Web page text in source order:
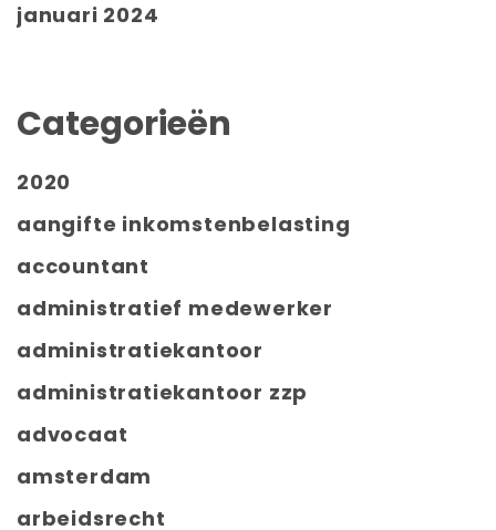
januari 2024
Categorieën
2020
aangifte inkomstenbelasting
accountant
administratief medewerker
administratiekantoor
administratiekantoor zzp
advocaat
amsterdam
arbeidsrecht